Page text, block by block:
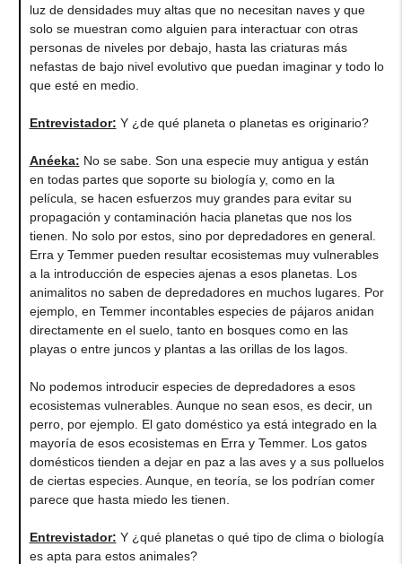
luz de densidades muy altas que no necesitan naves y que
solo se muestran como alguien para interactuar con otras
personas de niveles por debajo, hasta las criaturas más
nefastas de bajo nivel evolutivo que puedan imaginar y todo lo
que esté en medio.
Entrevistador: Y ¿de qué planeta o planetas es originario?
Anéeka: No se sabe. Son una especie muy antigua y están
en todas partes que soporte su biología y, como en la
película, se hacen esfuerzos muy grandes para evitar su
propagación y contaminación hacia planetas que nos los
tienen. No solo por estos, sino por depredadores en general.
Erra y Temmer pueden resultar ecosistemas muy vulnerables
a la introducción de especies ajenas a esos planetas. Los
animalitos no saben de depredadores en muchos lugares. Por
ejemplo, en Temmer incontables especies de pájaros anidan
directamente en el suelo, tanto en bosques como en las
playas o entre juncos y plantas a las orillas de los lagos.
No podemos introducir especies de depredadores a esos
ecosistemas vulnerables. Aunque no sean esos, es decir, un
perro, por ejemplo. El gato doméstico ya está integrado en la
mayoría de esos ecosistemas en Erra y Temmer. Los gatos
domésticos tienden a dejar en paz a las aves y a sus polluelos
de ciertas especies. Aunque, en teoría, se los podrían comer
parece que hasta miedo les tienen.
Entrevistador: Y ¿qué planetas o qué tipo de clima o biología
es apta para estos animales?